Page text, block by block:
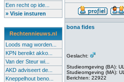
Een recht op ide...
» Visie insturen
Rechtennieuws.nl
Loods mag worden...
KPN bereikt akko...
Van der Steur wi...
AKD adviseert de...
Kneppelhout beno...
bona fides
Geslacht:
Studieomgeving (BA): UL
Studieomgeving (MA): UL
Berichten: 22922